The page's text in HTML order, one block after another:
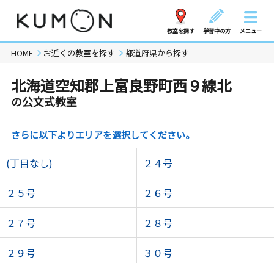
教室を探す 学習中の方 メニュー
HOME お近くの教室を探す 都道府県から探す
北海道空知郡上富良野町西９線北
の公文式教室
さらに以下よりエリアを選択してください。
(丁目なし) ２４号
２５号 ２６号
２７号 ２８号
２９号 ３０号